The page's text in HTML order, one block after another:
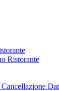
Ristorante